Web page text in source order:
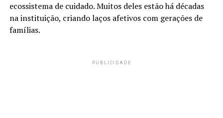
ecossistema de cuidado. Muitos deles estão há décadas
na instituição, criando laços afetivos com gerações de
famílias.
PUBLICIDADE